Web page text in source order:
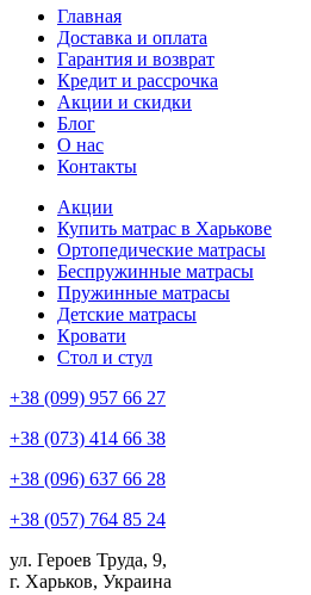
Главная
Доставка и оплата
Гарантия и возврат
Кредит и рассрочка
Акции и скидки
Блог
О нас
Контакты
Акции
Купить матрас в Харькове
Ортопедические матрасы
Беспружинные матрасы
Пружинные матрасы
Детские матрасы
Кровати
Стол и стул
+38 (099) 957 66 27
+38 (073) 414 66 38
+38 (096) 637 66 28
+38 (057) 764 85 24
ул. Героев Труда, 9,
г. Харьков, Украина